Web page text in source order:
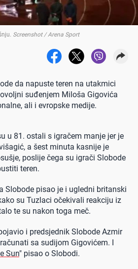
. Screenshot / Arena Sport
da napuste teren na utakmici
suđenjem Miloša Gigovića
ali i evropske medije.
u 81. ostali s igračem manje jer je
a šest minuta kasnije je
poslije čega su igrači Slobode
teren.
Slobode pisao je i ugledni britanski
su Tuzlaci očekivali reakciju iz
te su nakon toga meč.
i predsjednik Slobode Azmir
sa sudijom Gigovićem. I
Sun" pisao o Slobodi.